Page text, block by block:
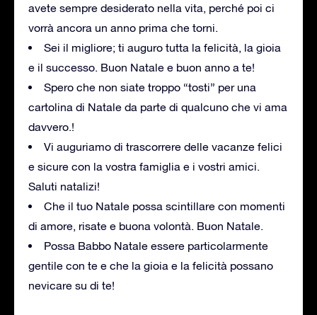
avete sempre desiderato nella vita, perché poi ci
vorrà ancora un anno prima che torni.
Sei il migliore; ti auguro tutta la felicità, la gioia
e il successo. Buon Natale e buon anno a te!
Spero che non siate troppo “tosti” per una
cartolina di Natale da parte di qualcuno che vi ama
davvero.!
Vi auguriamo di trascorrere delle vacanze felici
e sicure con la vostra famiglia e i vostri amici.
Saluti natalizi!
Che il tuo Natale possa scintillare con momenti
di amore, risate e buona volontà. Buon Natale.
Possa Babbo Natale essere particolarmente
gentile con te e che la gioia e la felicità possano
nevicare su di te!